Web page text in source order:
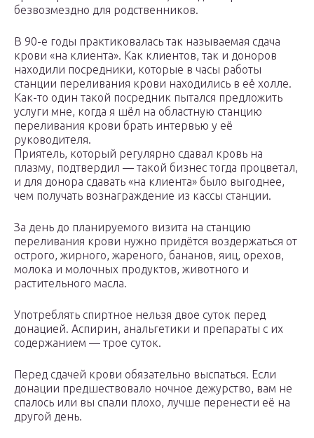
безвозмездно для родственников.
В 90-е годы практиковалась так называемая сдача
крови «на клиента». Как клиентов, так и доноров
находили посредники, которые в часы работы
станции переливания крови находились в её холле.
Как-то один такой посредник пытался предложить
услуги мне, когда я шёл на областную станцию
переливания крови брать интервью у её
руководителя.
Приятель, который регулярно сдавал кровь на
плазму, подтвердил — такой бизнес тогда процветал,
и для донора сдавать «на клиента» было выгоднее,
чем получать вознаграждение из кассы станции.
За день до планируемого визита на станцию
переливания крови нужно придётся воздержаться от
острого, жирного, жареного, бананов, яиц, орехов,
молока и молочных продуктов, животного и
растительного масла.
Употреблять спиртное нельзя двое суток перед
донацией. Аспирин, анальгетики и препараты с их
содержанием — трое суток.
Перед сдачей крови обязательно выспаться. Если
донации предшествовало ночное дежурство, вам не
спалось или вы спали плохо, лучше перенести её на
другой день.